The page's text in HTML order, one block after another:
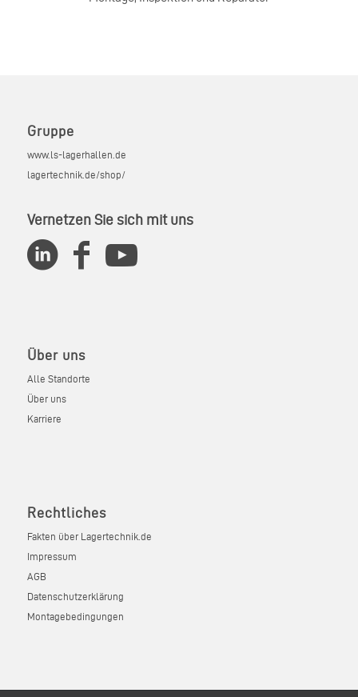
Gruppe
www.ls-lagerhallen.de
lagertechnik.de/shop/
Vernetzen Sie sich mit uns
Über uns
Alle Standorte
Über uns
Karriere
Rechtliches
Fakten über Lagertechnik.de
Impressum
AGB
Datenschutzerklärung
Montagebedingungen